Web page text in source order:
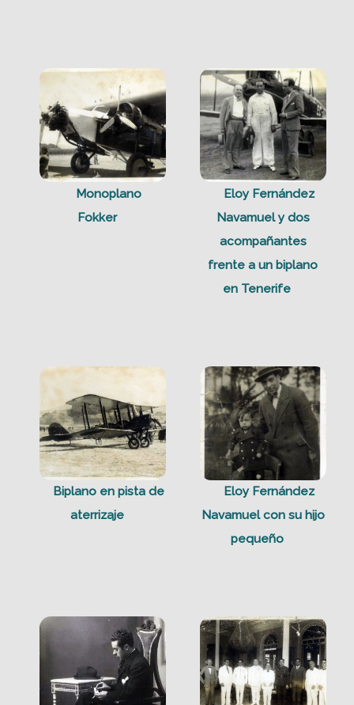
Monoplano
Fokker
Eloy Fernández
Navamuel y dos
acompañantes
frente a un biplano
en Tenerife
Biplano en pista de
aterrizaje
Eloy Fernández
Navamuel con su hijo
pequeño